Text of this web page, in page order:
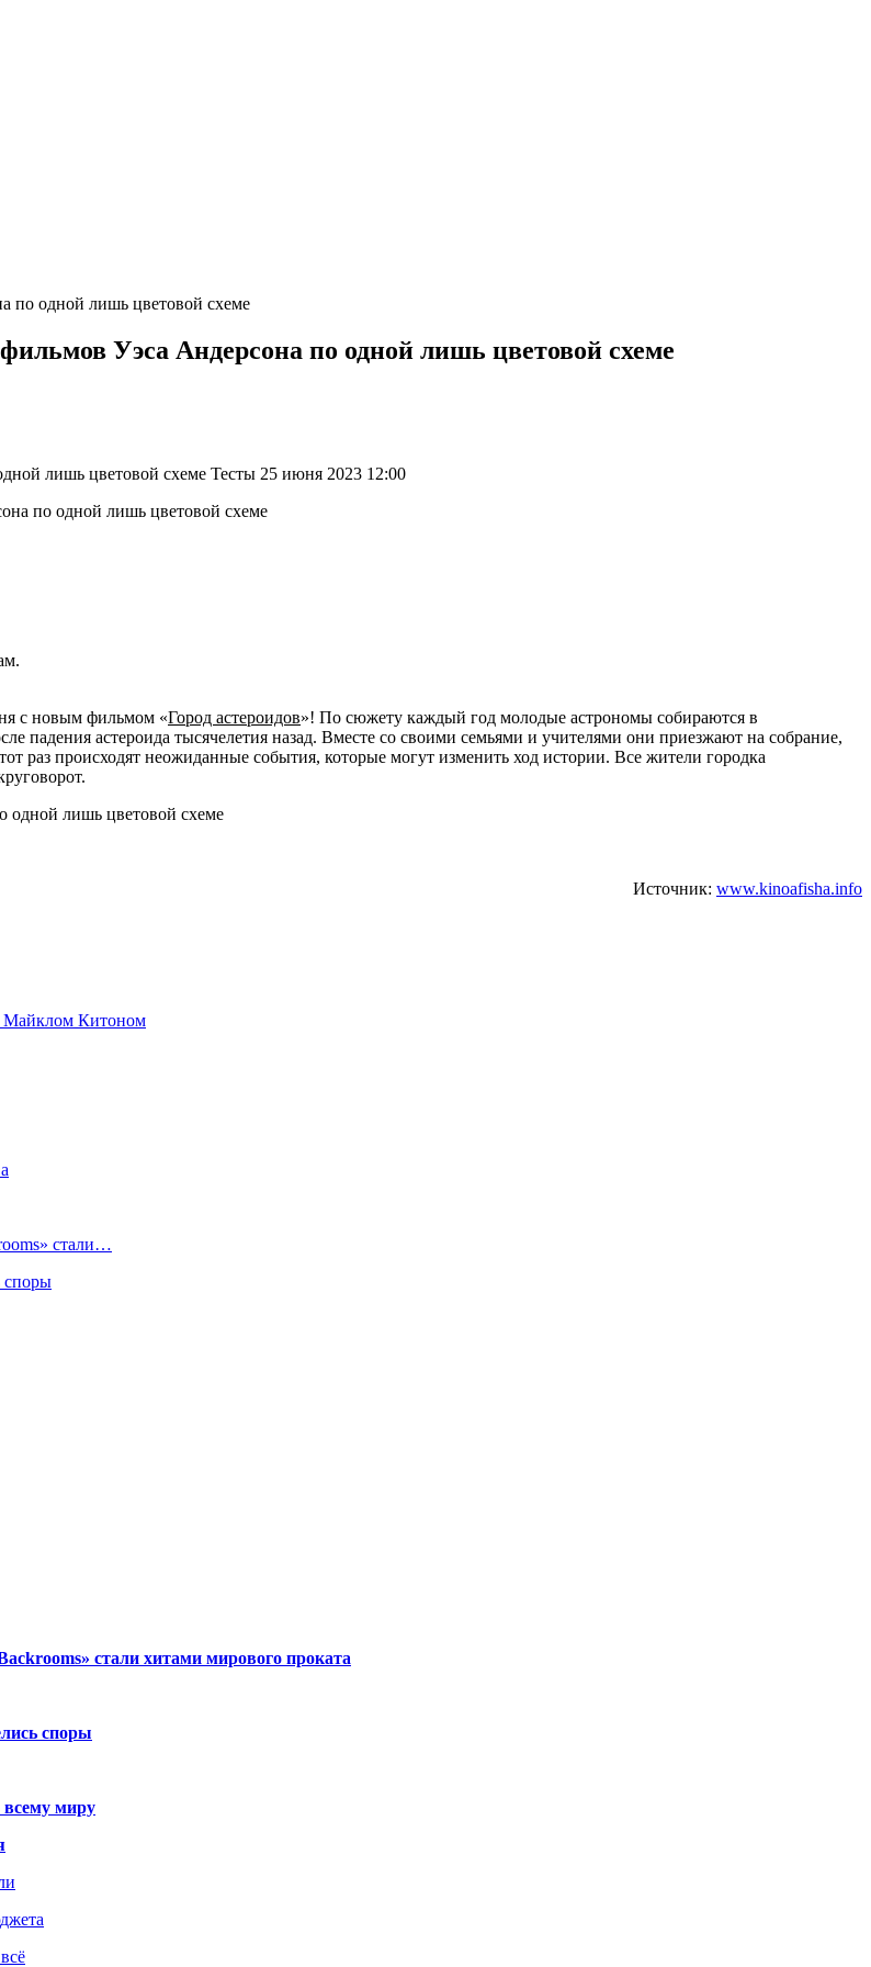
по одной лишь цветовой схеме
Уэса Андерсона по одной лишь цветовой схеме
лишь цветовой схеме Тесты 25 июня 2023 12:00
с новым фильмом «‎Город астероидов»‎! По сюжету каждый год молодые астрономы собираются в
падения астероида тысячелетия назад. Вместе со своими семьями и учителями они приезжают на собрание,
раз происходят неожиданные события, которые могут изменить ход истории. Все жители городка
Источник: www.kinoafisha.info
Майклом Китоном
стали…
споры
стали хитами мирового проката
споры
миру